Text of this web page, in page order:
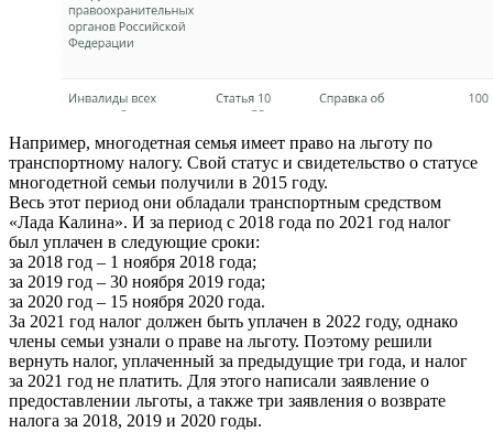
Например, многодетная семья имеет право на льготу по
транспортному налогу. Свой статус и свидетельство о статусе
многодетной семьи получили в 2015 году.
Весь этот период они обладали транспортным средством
«Лада Калина». И за период с 2018 года по 2021 год налог
был уплачен в следующие сроки:
за 2018 год – 1 ноября 2018 года;
за 2019 год – 30 ноября 2019 года;
за 2020 год – 15 ноября 2020 года.
За 2021 год налог должен быть уплачен в 2022 году, однако
члены семьи узнали о праве на льготу. Поэтому решили
вернуть налог, уплаченный за предыдущие три года, и налог
за 2021 год не платить. Для этого написали заявление о
предоставлении льготы, а также три заявления о возврате
налога за 2018, 2019 и 2020 годы.